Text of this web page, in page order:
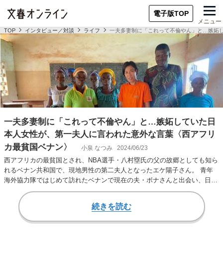
電子版TOP
メニュー
TOP インタビュー／対談 ライフ 一夫多妻制に「これって不倫やん」と…嫉妬
一夫多妻制に「これって不倫やん」と…嫉妬していた日
本人女性が、第一夫人に言われた意外な言葉〈西アフリ
カ最貧国ベナン〉
小泉 なつみ 2024/06/23
西アフリカの最貧国とされ、NBA選手・八村塁氏の父の故郷としても知ら
れるベナン共和国で、現地男性の第二夫人となったエケ陽子さん。 青年
海外協力隊ではじめて訪れたベナンで現在の夫・ボナさんと出会い、日本
で結婚・出産を…
続きを読む